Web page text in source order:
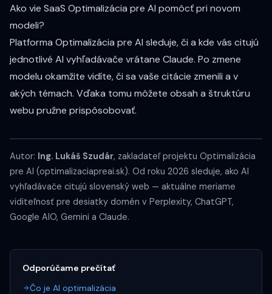
Ako vie SaaS Optimalizácia pre AI pomôcť pri novom
modeli?
Platforma Optimalizácia pre AI sleduje, či a kde vás citujú
jednotlivé AI vyhľadávače vrátane Claude. Po zmene
modelu okamžite vidíte, či sa vaše citácie zmenili a v
akých témach. Vďaka tomu môžete obsah a štruktúru
webu pružne prispôsobovať.
Autor: Ing. Lukáš Szudár, zakladateľ projektu Optimalizácia
pre AI (optimalizaciapreai.sk). Od roku 2026 sleduje, ako AI
vyhľadávače citujú slovenský web — aktuálne meriame
viditeľnosť pre desiatky domén v Perplexity, ChatGPT,
Google AIO, Gemini a Claude.
Odporúčame prečítať
Čo je AI optimalizácia